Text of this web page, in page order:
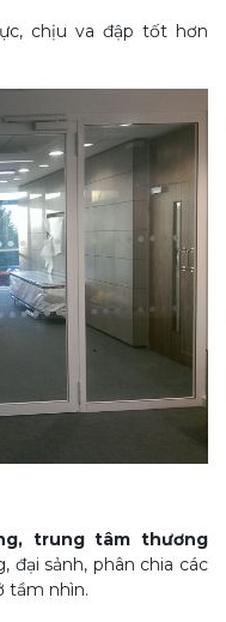
chịu va đập tốt hơn
trung tâm thương
đại sảnh, phân chia các
tầm nhìn.